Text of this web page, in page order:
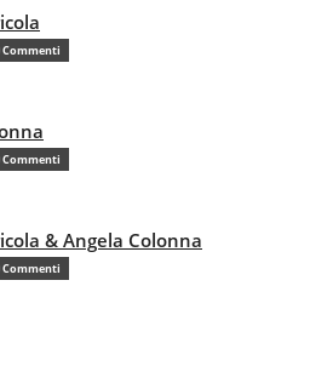
Commenti
Commenti
& Angela Colonna
Commenti